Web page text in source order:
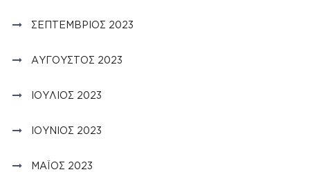
ΣΕΠΤΈΜΒΡΙΟΣ 2023
ΑΎΓΟΥΣΤΟΣ 2023
ΙΟΎΛΙΟΣ 2023
ΙΟΎΝΙΟΣ 2023
ΜΆΙΟΣ 2023